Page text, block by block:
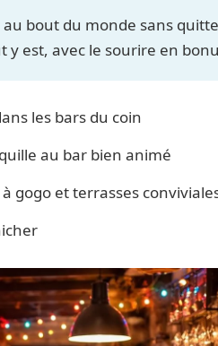
bout du monde sans
est, avec le sourire en
les bars du coin
au bar bien animé
gogo et terrasses